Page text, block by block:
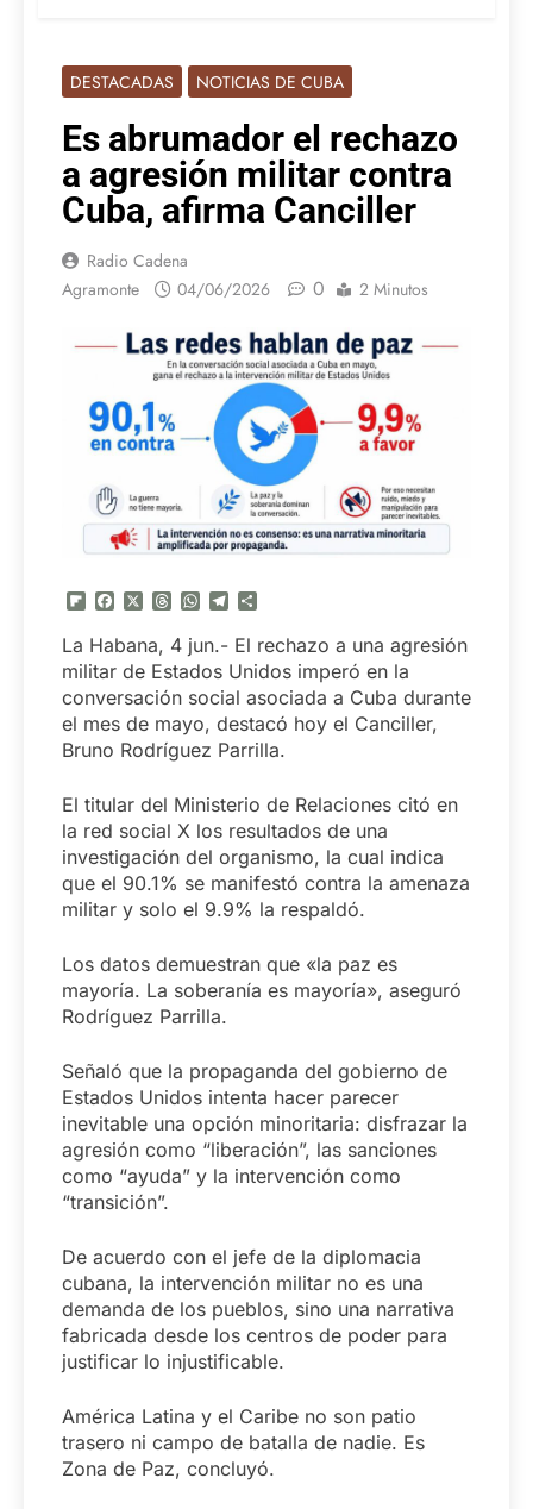
DESTACADAS NOTICIAS DE CUBA
Es abrumador el rechazo
a agresión militar contra
Cuba, afirma Canciller
Radio Cadena
Agramonte
04/06/2026 0 2 Minutos
Flipboard
Facebook
X Threads
WhatsApp
Telegram
La Habana, 4 jun.- El rechazo a una agresión
militar de Estados Unidos imperó en la
conversación social asociada a Cuba durante
el mes de mayo, destacó hoy el Canciller,
Bruno Rodríguez Parrilla.
El titular del Ministerio de Relaciones citó en
la red social X los resultados de una
investigación del organismo, la cual indica
que el 90.1% se manifestó contra la amenaza
militar y solo el 9.9% la respaldó.
Los datos demuestran que «la paz es
mayoría. La soberanía es mayoría», aseguró
Rodríguez Parrilla.
Señaló que la propaganda del gobierno de
Estados Unidos intenta hacer parecer
inevitable una opción minoritaria: disfrazar la
agresión como “liberación”, las sanciones
como “ayuda” y la intervención como
“transición”.
De acuerdo con el jefe de la diplomacia
cubana, la intervención militar no es una
demanda de los pueblos, sino una narrativa
fabricada desde los centros de poder para
justificar lo injustificable.
América Latina y el Caribe no son patio
trasero ni campo de batalla de nadie. Es
Zona de Paz, concluyó.